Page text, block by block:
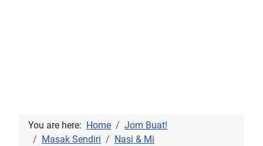
You are here: Home
Jom Buat!
Masak Sendiri
Nasi & Mi